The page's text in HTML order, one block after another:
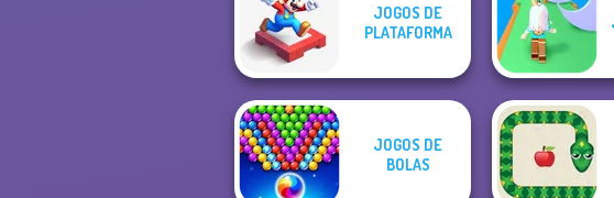
Merge 2048 Gun
Rush
Last Day On Earth
Survival
Shape-shifting
JOGOS DE
PLATAFORMA
JOGOS DE
BOLAS